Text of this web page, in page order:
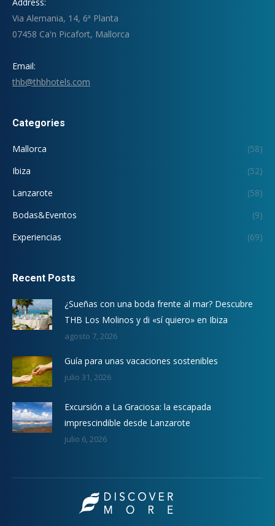
Via Alemania, 14, 6ª Planta
07458 Ca'n Picafort, Mallorca
Email:
thb@thbhotels.com
Categories
Mallorca
(58)
Ibiza
(52)
Lanzarote
(58)
Bodas&Eventos
(9)
Experiencias
(69)
Recent Posts
¿Sueñas con una boda frente al mar? Descubre
THB Los Molinos y di «sí quiero» en Ibiza
agosto 7, 2026
Guía para unas vacaciones sostenibles
julio 31, 2026
Excursión a La Graciosa: la escapada
imprescindible desde Lanzarote
julio 6, 2026